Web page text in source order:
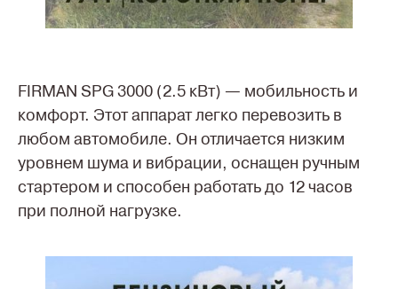
FIRMAN SPG 3000 (2.5 кВт) — мобильность и
комфорт. Этот аппарат легко перевозить в
любом автомобиле. Он отличается низким
уровнем шума и вибрации, оснащен ручным
стартером и способен работать до 12 часов
при полной нагрузке.